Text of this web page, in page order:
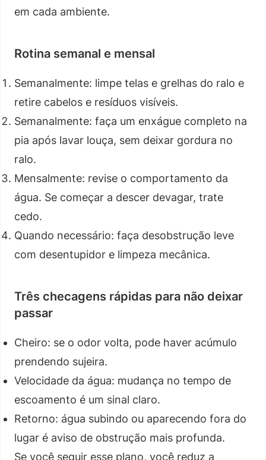
em cada ambiente.
Rotina semanal e mensal
Semanalmente: limpe telas e grelhas do ralo e
retire cabelos e resíduos visíveis.
Semanalmente: faça um enxágue completo na
pia após lavar louça, sem deixar gordura no
ralo.
Mensalmente: revise o comportamento da
água. Se começar a descer devagar, trate
cedo.
Quando necessário: faça desobstrução leve
com desentupidor e limpeza mecânica.
Três checagens rápidas para não deixar
passar
Cheiro: se o odor volta, pode haver acúmulo
prendendo sujeira.
Velocidade da água: mudança no tempo de
escoamento é um sinal claro.
Retorno: água subindo ou aparecendo fora do
lugar é aviso de obstrução mais profunda.
Se você seguir esse plano, você reduz a